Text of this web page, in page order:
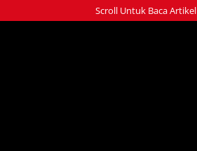
ke
Scroll Untuk Baca Artikel